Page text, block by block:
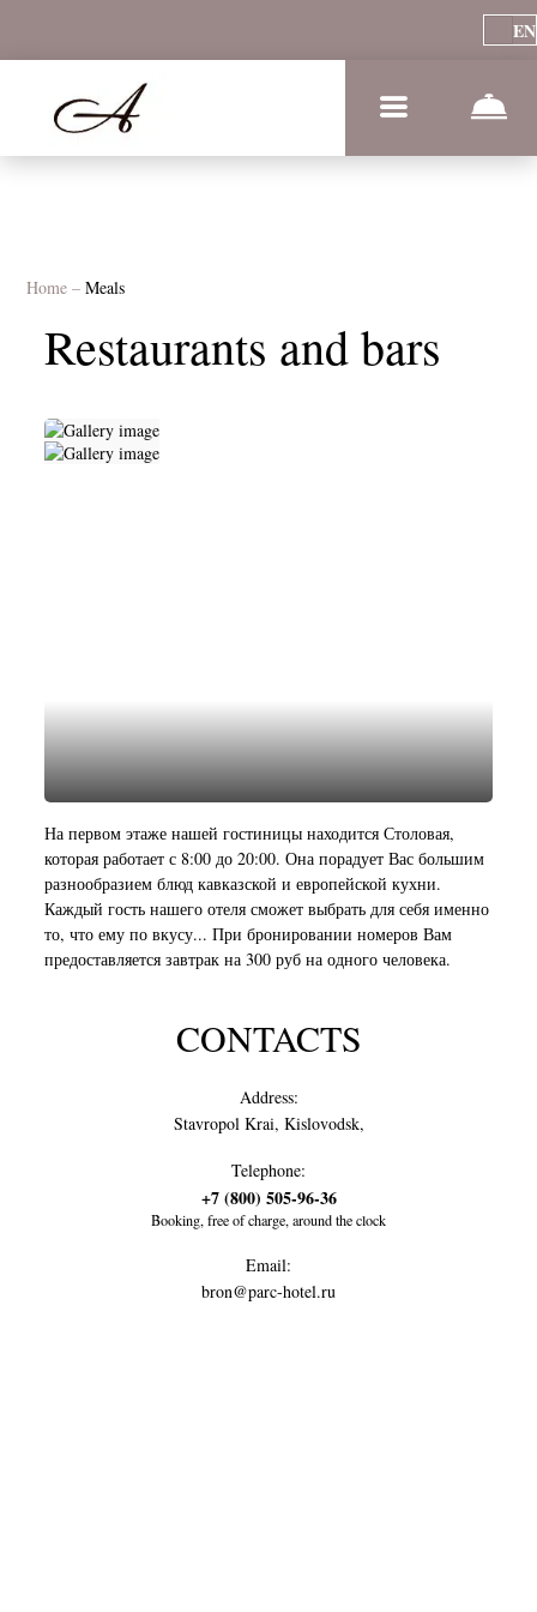
EN
Home–Meals
Restaurants and bars
На первом этаже нашей гостиницы находится Столовая,
которая работает с 8:00 до 20:00. Она порадует Вас большим
разнообразием блюд кавказской и европейской кухни.
Каждый гость нашего отеля сможет выбрать для себя именно
то, что ему по вкусу... При бронировании номеров Вам
предоставляется завтрак на 300 руб на одного человека.
CONTACTS
Address:
Stavropol Krai, Kislovodsk,
Telephone:
+7 (800) 505-96-36
Booking, free of charge, around the clock
Email:
bron@parc-hotel.ru